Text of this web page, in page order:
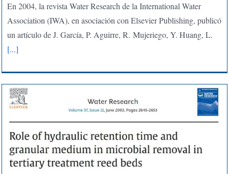
En 2004, la revista Water Research de la International Water
Association (IWA), en asociación con Elsevier Publishing, publicó
un artículo de J. García, P. Aguirre, R. Mujeriego, Y. Huang, L.
[...]